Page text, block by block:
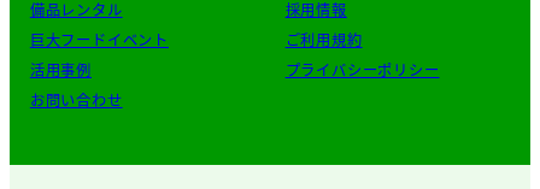
備品レンタル
巨大フードイベント
活用事例
お問い合わせ
採用情報
ご利用規約
プライバシーポリシー